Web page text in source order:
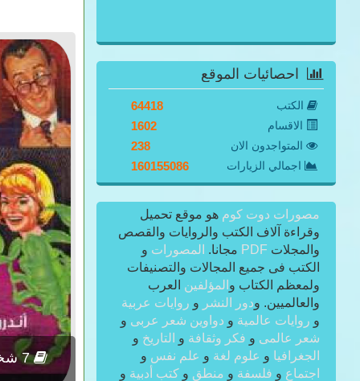
7 شخصيات تسمم حياتكم PDF
احصائيات الموقع
الكتب 64418
الاقسام 1602
المتواجدون الان 238
اجمالي الزيارات 160155086
مصورات دوت كوم هو موقع تحميل
وقراءة آلاف الكتب والروايات والقصص
والمجلات PDF مجانا. المصورات و
الكتب فى جميع المجالات والتصنيفات
ولمعظم الكتاب و المؤلفين العرب
والعالميين. ودور النشر و روايات عربية
و روايات عالمية و دواوين شعر عربى و
شعر عالمى و فكر وثقافة و التاريخ و
الجغرافيا و علوم لغة و علم نفس و
اجتماع و فلسفة و منطق و كتب أدبية و